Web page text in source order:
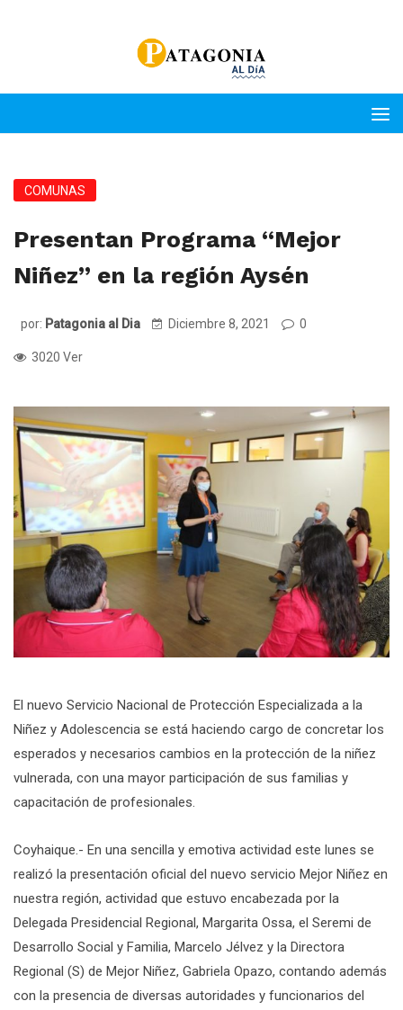
COMUNAS
Presentan Programa “Mejor
Niñez” en la región Aysén
por: Patagonia al Dia Diciembre 8, 2021 0
3020 Ver
El nuevo Servicio Nacional de Protección Especializada a la
Niñez y Adolescencia se está haciendo cargo de concretar los
esperados y necesarios cambios en la protección de la niñez
vulnerada, con una mayor participación de sus familias y
capacitación de profesionales.
Coyhaique.- En una sencilla y emotiva actividad este lunes se
realizó la presentación oficial del nuevo servicio Mejor Niñez en
nuestra región, actividad que estuvo encabezada por la
Delegada Presidencial Regional, Margarita Ossa, el Seremi de
Desarrollo Social y Familia, Marcelo Jélvez y la Directora
Regional (S) de Mejor Niñez, Gabriela Opazo, contando además
con la presencia de diversas autoridades y funcionarios del